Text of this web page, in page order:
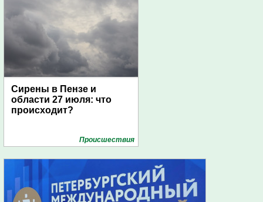
Сирены в Пензе и
области 27 июля: что
происходит?
Проиcшествия